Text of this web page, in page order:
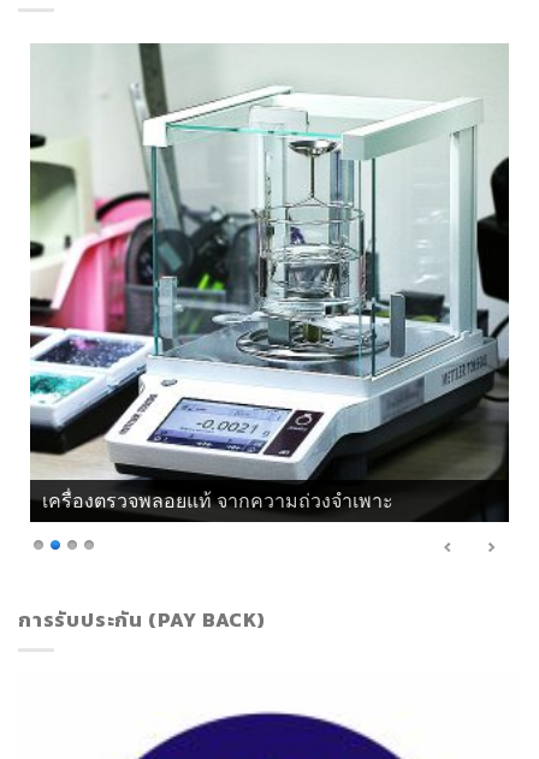
เครื่องตรวจพลอยแท้ จากความถ่วงจำเพาะ
การรับประกัน (PAY BACK)